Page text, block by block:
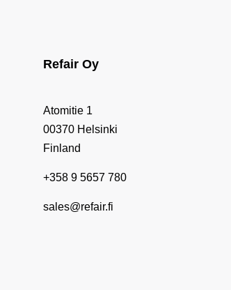
Refair Oy
Atomitie 1
00370 Helsinki
Finland
+358 9 5657 780
sales@refair.fi